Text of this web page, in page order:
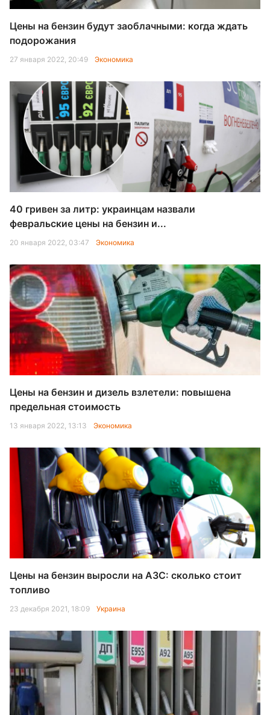
Цены на бензин будут заоблачными: когда ждать
подорожания
27 января 2022, 20:49 Экономика
40 гривен за литр: украинцам назвали
февральские цены на бензин и...
20 января 2022, 03:47 Экономика
Цены на бензин и дизель взлетели: повышена
предельная стоимость
13 января 2022, 13:13 Экономика
Цены на бензин выросли на АЗС: сколько стоит
топливо
23 декабря 2021, 18:09 Украина